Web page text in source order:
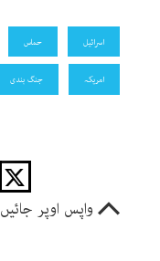
اسرائیل حماس
امریکہ جنگ بندی
واپس اوپر جائیں